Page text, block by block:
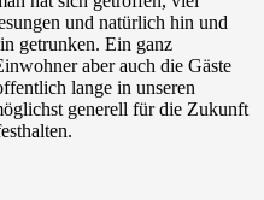
und natürlich hin und
getrunken. Ein ganz
aber auch die Gäste
lange in unseren
generell für die Zukunft